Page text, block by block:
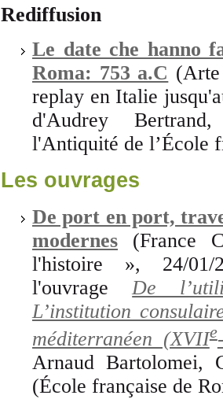
Rediffusion
Le date che hanno
Roma: 753 a.C
replay en Italie
d'Audrey
l'Antiquité de l’École
Les ouvrages
De port en port,
modernes
(France
l'histoire », 24/
l'ouvrage De
L’institution
méditerranéen (XVIIe
Arnaud Bartolomei,
(École française de